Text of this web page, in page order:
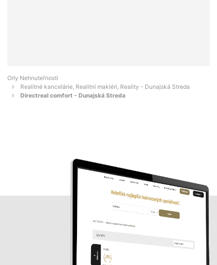
Orly Nehnuteľností
Realitné kancelárie, Realitní makléri, Reality - Dunajská Streda
Directreal comfort - Dunajská Streda